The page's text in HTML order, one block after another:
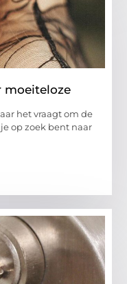
moeiteloze
het vraagt om de
op zoek bent naar